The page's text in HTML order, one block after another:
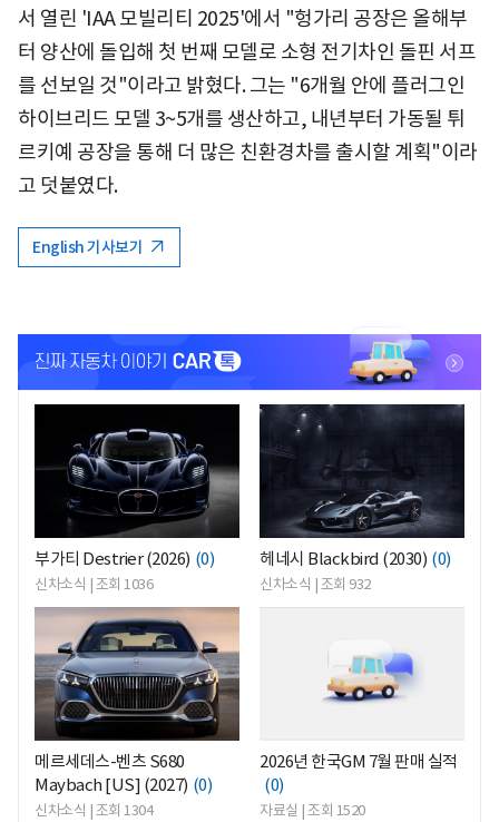
서 열린 'IAA 모빌리티 2025'에서 "헝가리 공장은 올해부
터 양산에 돌입해 첫 번째 모델로 소형 전기차인 돌핀 서프
를 선보일 것"이라고 밝혔다. 그는 "6개월 안에 플러그인
하이브리드 모델 3~5개를 생산하고, 내년부터 가동될 튀
르키예 공장을 통해 더 많은 친환경차를 출시할 계획"이라
고 덧붙였다.
English 기사보기
부가티 Destrier (2026) (0)
신차소식 | 조회 1036
<
헤네시 Blackbird (2030) (0)
신차소식 | 조회 932
<
메르세데스-벤츠 S680
Maybach [US] (2027) (0)
신차소식 | 조회 1304
2026년 한국GM 7월 판매 실적
(0)
자료실 | 조회 1520